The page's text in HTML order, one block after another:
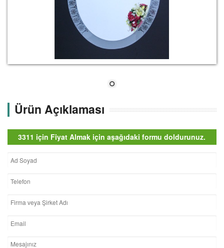
Ürün Açıklaması
3311 için Fiyat Almak için aşağıdaki formu doldurunuz.